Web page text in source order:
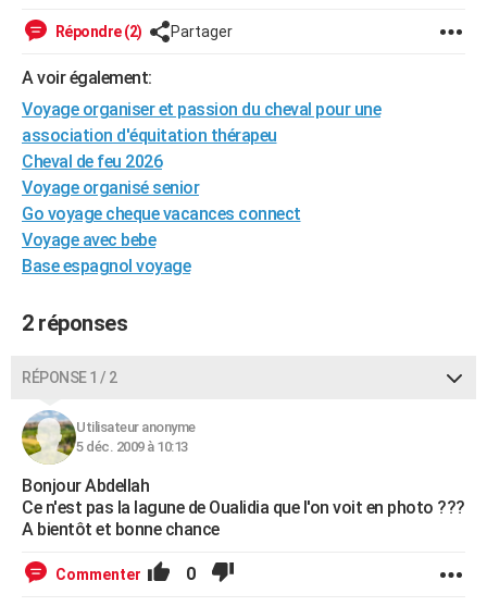
GUIDES D'ACHAT
BONS PLANS
CARTE DE VOEUX
Carte de Noël
Carte Bonne année
Carte Saint-Valentin
Carte Pâques
Carte d'anniversaire
DICTIONNAIRE
Dictionnaire
Biographies
Citations
Expressions
Proverbes
PROGRAMME TV
COPAINS D'AVANT
Bricolage
Lifestyle
Culture
Sport
Auto
Television
Voyage
Cinema
Répondre (2) Partager
A voir également:
Voyage organiser et passion du cheval pour une
association d'équitation thérapeu
Cheval de feu 2026
Voyage organisé senior
Go voyage cheque vacances connect
Voyage avec bebe
Base espagnol voyage
2 réponses
RÉPONSE 1 / 2
Utilisateur anonyme
5 déc. 2009 à 10:13
Bonjour Abdellah
Ce n'est pas la lagune de Oualidia que l'on voit en photo ???
A bientôt et bonne chance
Commenter 0